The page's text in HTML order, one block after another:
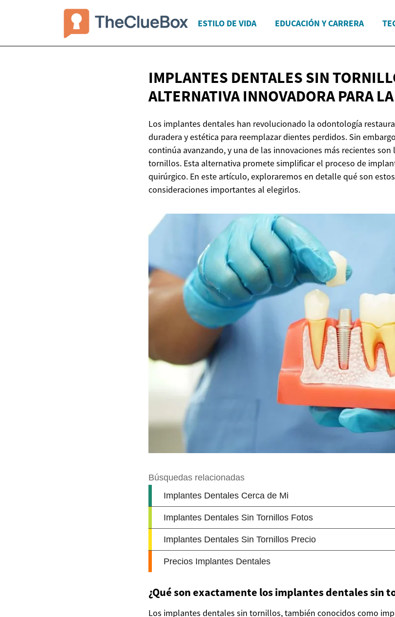
ESTILO DE VIDA EDUCACIÓN Y CARRERA
IMPLANTES DENTALES SIN
ALTERNATIVA INNOVADORA PARA LA
Los implantes dentales han revolucionado la odontología
duradera y estética para reemplazar dientes perdidos. Sin
continúa avanzando, y una de las innovaciones más recientes
tornillos. Esta alternativa promete simplificar el proceso de
quirúrgico. En este artículo, exploraremos en detalle qué son
consideraciones importantes al elegirlos.
¿Qué son exactamente los implantes dentales sin
Los implantes dentales sin tornillos, también conocidos como